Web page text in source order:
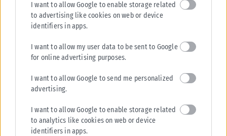
I want to allow Google to enable storage related
to advertising like cookies on web or device
identifiers in apps.
I want to allow my user data to be sent to Google
for online advertising purposes.
I want to allow Google to send me personalized
advertising.
I want to allow Google to enable storage related
to analytics like cookies on web or device
identifiers in apps.